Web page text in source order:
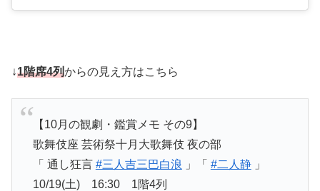
↓1階席4列からの見え方はこちら
【10月の観劇・鑑賞メモ その9】
歌舞伎座 芸術祭十月大歌舞伎 夜の部
「 通し狂言 #三人吉三巴白浪 」「 #二人静」
10/19(土) 16:30 1階4列